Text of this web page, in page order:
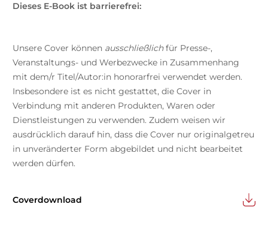
Dieses E-Book ist barrierefrei:
Unsere Cover können ausschließlichfür Presse-,
Veranstaltungs- und Werbezwecke in Zusammenhang
mit dem/r Titel/Autor:in honorarfrei verwendet werden.
Insbesondere ist es nicht gestattet, die Cover in
Verbindung mit anderen Produkten, Waren oder
Dienstleistungen zu verwenden. Zudem weisen wir
ausdrücklich darauf hin, dass die Cover nur originalgetreu
in unveränderter Form abgebildet und nicht bearbeitet
werden dürfen.
Coverdownload